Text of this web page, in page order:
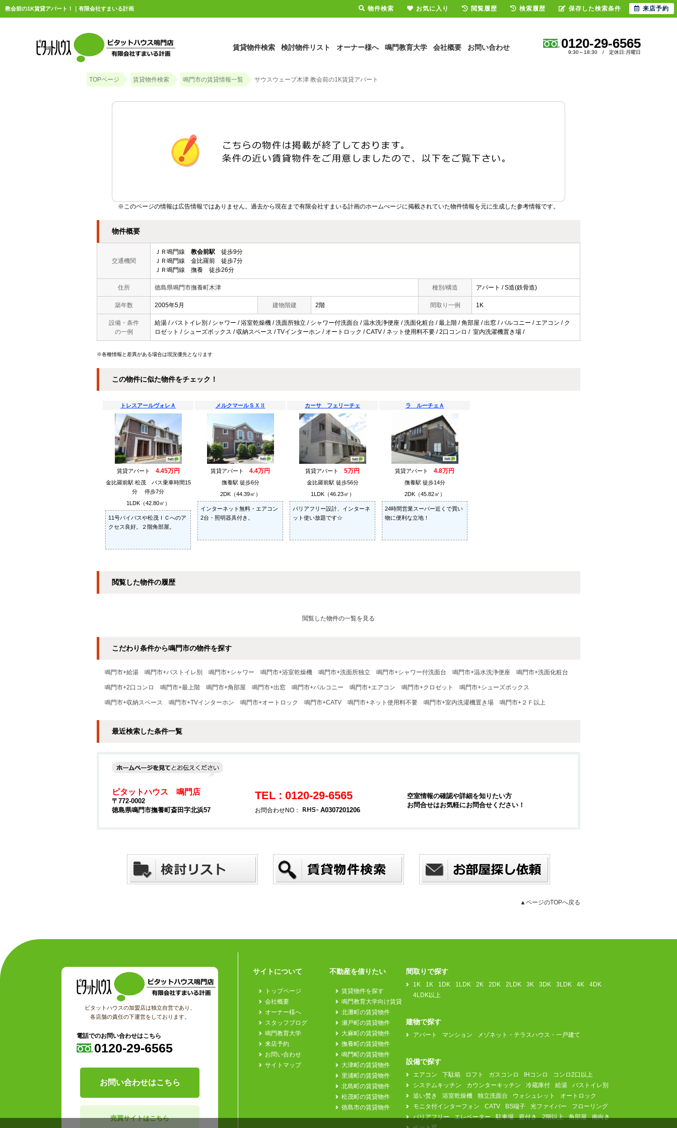
教会前の1K賃貸アパート！｜有限会社すまいる計画
賃貸物件検索 検討物件リスト オーナー様へ 鳴門教育大学 会社概要 お問い合わせ 0120-29-6565
9:30～18:30 / 定休日:月曜日
TOPページ 賃貸物件検索 鳴門市の賃貸情報一覧 サウスウェーブ木津 教会前の1K賃貸アパート
※このページの情報は広告情報ではありません。過去から現在まで有限会社すまいる計画のホームぺージに掲載されていた物件情報を元に生成した参考情報です。
物件概要
交通機関
ＪＲ鳴門線 教会前駅 徒歩9分
ＪＲ鳴門線 金比羅前 徒歩7分
ＪＲ鳴門線 撫養 徒歩26分
住所 徳島県鳴門市撫養町木津 種別/構造 アパート / S造(鉄骨造)
築年数 2005年5月 建物階建 2階 間取り一例 1K
設備・条件
の一例
給湯 / バストイレ別 / シャワー / 浴室乾燥機 / 洗面所独立 / シャワー付洗面台 / 温水洗浄便座 / 洗面化粧台 / 最上階 / 角部屋 / 出窓 / バルコニー / エアコン / ク
ロゼット / シューズボックス / 収納スペース / TVインターホン / オートロック / CATV / ネット使用料不要 / 2口コンロ / 室内洗濯機置き場 /
※各種情報と差異がある場合は現況優先となります
この物件に似た物件をチェック！
トレスアールヴォレＡ
賃貸アパート 4.45万円
金比羅前駅 松茂 バス乗車時間15
分 停歩7分
1LDK（42.80㎡）
11号バイパスや松茂ＩＣへのア
クセス良好。２階角部屋。
メルクマールＳＸⅡ
賃貸アパート 4.4万円
撫養駅 徒歩6分
2DK（44.39㎡）
インターネット無料・エアコン
2台・照明器具付き。
カーサ フェリーチェ
賃貸アパート 5万円
金比羅前駅 徒歩56分
1LDK（46.23㎡）
バリアフリー設計、インターネ
ット使い放題です☆
ラ ルーチェＡ
賃貸アパート 4.8万円
撫養駅 徒歩14分
2DK（45.82㎡）
24時間営業スーパー近くで買い
物に便利な立地！
閲覧した物件の履歴
閲覧した物件の一覧を見る
こだわり条件から鳴門市の物件を探す
鳴門市+給湯 鳴門市+バストイレ別 鳴門市+シャワー 鳴門市+浴室乾燥機 鳴門市+洗面所独立 鳴門市+シャワー付洗面台 鳴門市+温水洗浄便座 鳴門市+洗面化粧台
鳴門市+2口コンロ 鳴門市+最上階 鳴門市+角部屋 鳴門市+出窓 鳴門市+バルコニー 鳴門市+エアコン 鳴門市+クロゼット 鳴門市+シューズボックス
鳴門市+収納スペース 鳴門市+TVインターホン 鳴門市+オートロック 鳴門市+CATV 鳴門市+ネット使用料不要 鳴門市+室内洗濯機置き場 鳴門市+２Ｆ以上
最近検索した条件一覧
ピタットハウス 鳴門店
〒772-0002
徳島県鳴門市撫養町斎田字北浜57
TEL : 0120-29-6565
お問合わせNO： A0307201206
空室情報の確認や詳細を知りたい方
お問合せはお気軽にお問合せください！
▲ページのTOPへ戻る
ピタットハウスの加盟店は独立自営であり、
各店舗の責任の下運営をしております。
電話でのお問い合わせはこちら
0120-29-6565
お問い合わせはこちら
売買サイトはこちら
サイトについて
トップページ
会社概要
オーナー様へ
スタッフブログ
鳴門教育大学
来店予約
お問い合わせ
サイトマップ
不動産を借りたい
賃貸物件を探す
鳴門教育大学向け賃貸
北灘町の賃貸物件
瀬戸町の賃貸物件
大麻町の賃貸物件
撫養町の賃貸物件
鳴門町の賃貸物件
大津町の賃貸物件
里浦町の賃貸物件
北島町の賃貸物件
松茂町の賃貸物件
徳島市の賃貸物件
間取りで探す
1K 1K 1DK 1LDK 2K 2DK 2LDK 3K 3DK 3LDK 4K
4DK
4LDK以上
建物で探す
アパート マンション メゾネット・テラスハウス・一戸建て
設備で探す
エアコン 下駄箱 ロフト ガスコンロ IHコンロ
コンロ2口以上
システムキッチン
カウンターキッチン 冷蔵庫付 給湯
バストイレ別
追い焚き
浴室乾燥機 独立洗面台 ウォシュレット
オートロック
モニタ付インターフォン
CATV BS端子 光ファイバー
フローリング
バリアフリー
エレベーター 駐車場 庭付き 2階以上 角部屋
南向き
物件検索 お気に入り 閲覧履歴 検索履歴 保存した検索条件 来店予約